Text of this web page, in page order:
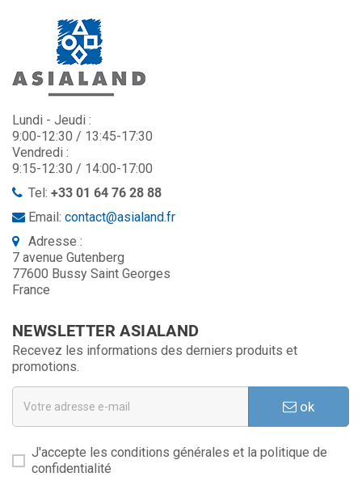
Lundi - Jeudi :
9:00-12:30 / 13:45-17:30
Vendredi :
9:15-12:30 / 14:00-17:00
Tel: +33 01 64 76 28 88
Email: contact@asialand.fr
Adresse :
7 avenue Gutenberg
77600 Bussy Saint Georges
France
NEWSLETTER ASIALAND
Recevez les informations des derniers produits et
promotions.
ok
J'accepte les conditions générales et la politique de
confidentialité